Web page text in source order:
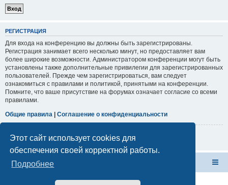
Этот сайт использует cookies для
обеспечения своей корректной работы.
Подробнее
РЕГИСТРАЦИЯ
Для входа на конференцию вы должны быть зарегистрированы.
Регистрация занимает всего несколько минут, но предоставляет вам
более широкие возможности. Администратором конференции могут быть
установлены также дополнительные привилегии для зарегистрированных
пользователей. Прежде чем зарегистрироваться, вам следует
ознакомиться с правилами и политикой, принятыми на конференции.
Помните, что ваше присутствие на форумах означает согласие со всеми
правилами.
Общие правила | Соглашение о конфиденциальности
Регистрация
Форум Клана Реноводов